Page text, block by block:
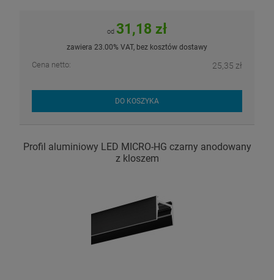
od 31,18 zł
zawiera 23.00% VAT, bez kosztów dostawy
Cena netto: 25,35 zł
DO KOSZYKA
Profil aluminiowy LED MICRO-HG czarny anodowany
z kloszem